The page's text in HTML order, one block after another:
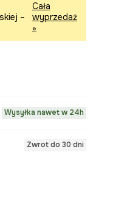
–
Cała
wyprzedaż
»
Wysyłka nawet w 24h
Zwrot do 30 dni